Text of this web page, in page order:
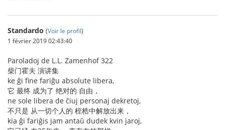
Standardo (Voir le profil)
1 février 2019 02:43:40
Paroladoj de L.L. Zamenhof 322
柴门霍夫 演讲集
ke ĝi fine fariĝu absolute libera,
它 最终 成为了 绝对的 自由，
ne sole libera de ĉiuj personaj dekretoj,
不只是 从一切个人的 桎梏中解放出来，
kia ĝi fariĝis jam antaŭ dudek kvin jaroj,